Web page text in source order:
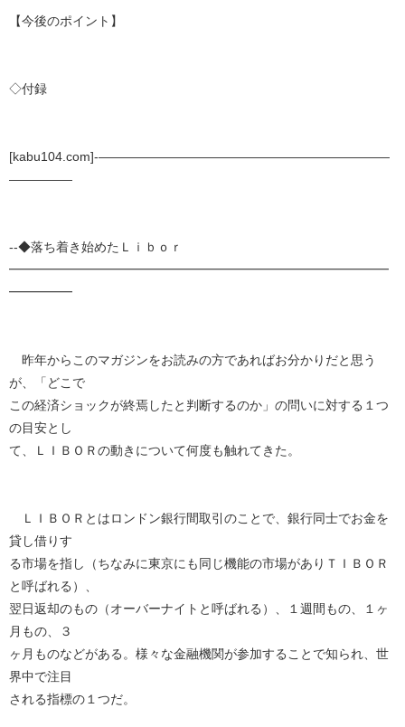
【今後のポイント】
◇付録
[kabu104.com]-―――――――――――――――――――――――
―――――
--◆落ち着き始めたＬｉｂｏｒ
━━━━━━━━━━━━━━━━━━━━━━━━━━━━━━
━━━━━
昨年からこのマガジンをお読みの方であればお分かりだと思う
が、「どこで
この経済ショックが終焉したと判断するのか」の問いに対する１つ
の目安とし
て、ＬＩＢＯＲの動きについて何度も触れてきた。
ＬＩＢＯＲとはロンドン銀行間取引のことで、銀行同士でお金を
貸し借りす
る市場を指し（ちなみに東京にも同じ機能の市場がありＴＩＢＯＲ
と呼ばれる）、
翌日返却のもの（オーバーナイトと呼ばれる）、１週間もの、１ヶ
月もの、３
ヶ月ものなどがある。様々な金融機関が参加することで知られ、世
界中で注目
される指標の１つだ。